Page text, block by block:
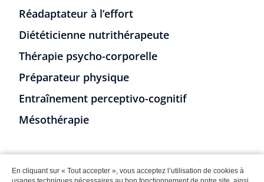
Réadaptateur à l’effort
Diététicienne nutrithérapeute
Thérapie psycho-corporelle
Préparateur physique
Entraînement perceptivo-cognitif
Mésothérapie
© 2017 Clinique de Posturologie. CLINIQUE DE POSTUROLOGIE
En cliquant sur « Tout accepter », vous acceptez l’utilisation de cookies à